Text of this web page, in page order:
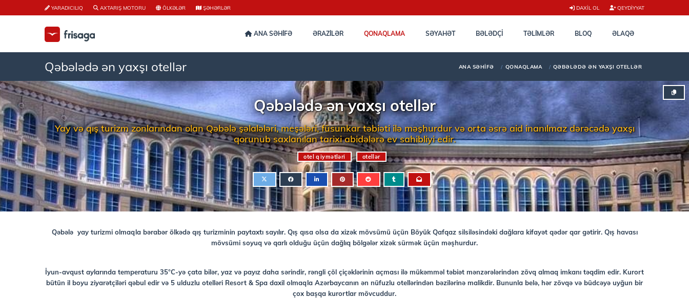
YARADICILIQ AXTARIŞ MOTORU ÖLKƏLƏR ŞƏHƏRLƏR DAXIL OL QEYDIYYAT
ANA SƏHİFƏ ƏRAZİLƏR QONAQLAMA SƏYAHƏT BƏLƏDÇI TƏLİMLƏR BLOQ ƏLAQƏ
Qəbələdə ən yaxşı otellər ANA SƏHIFƏ QONAQLAMA QƏBƏLƏDƏ ƏN YAXŞI OTELLƏR
Qəbələdə ən yaxşı otellər
Yay və qış turizm zonlarından olan Qəbələ şəlalələri, meşələri, füsunkar təbiəti ilə məşhurdur və orta əsrə aid inanılmaz dərəcədə yaxşı
qorunub saxlanılan tarixi abidələrə ev sahibliyi edir.
otel qiymətləri otellər
Qəbələ yay turizmi olmaqla bərabər ölkədə qış turizminin paytaxtı sayılır. Qış qısa olsa da xizək mövsümü üçün Böyük Qafqaz silsiləsindəki dağlara kifayət qədər qar gətirir. Qış havası
mövsümi soyuq və qarlı olduğu üçün dağlıq bölgələr xizək sürmək üçün məşhurdur.
İyun-avqust aylarında temperaturu 35°C-yə çata bilər, yaz və payız daha sərindir, rəngli çöl çiçəklərinin açması ilə mükəmməl təbiət mənzərələrindən zövq almaq imkanı təqdim edir. Kurort
bütün il boyu ziyarətçiləri qəbul edir və 5 ulduzlu otelləri Resort & Spa daxil olmaqla Azərbaycanın ən nüfuzlu otellərindən bəzilərinə malikdir. Bununla belə, hər zövqə və büdcəyə uyğun bir
çox başqa kurortlar mövcuddur.